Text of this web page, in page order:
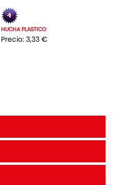
HUCHA PLASTICO
Precio: 3,33 €